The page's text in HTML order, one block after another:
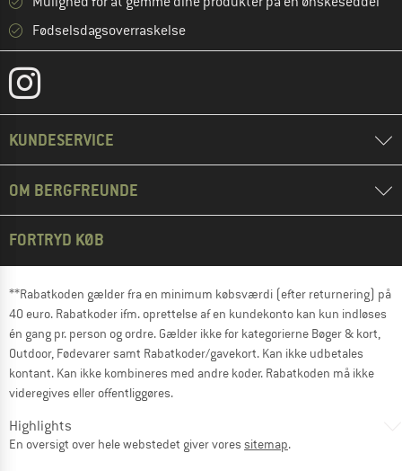
Fødselsdagsoverraskelse
KUNDESERVICE
OM BERGFREUNDE
FORTRYD KØB
**Rabatkoden gælder fra en minimum købsværdi (efter returnering) på
40 euro. Rabatkoder ifm. oprettelse af en kundekonto kan kun indløses
én gang pr. person og ordre. Gælder ikke for kategorierne Bøger & kort,
Outdoor, Fødevarer samt Rabatkoder/gavekort. Kan ikke udbetales
kontant. Kan ikke kombineres med andre koder. Rabatkoden må ikke
videregives eller offentliggøres.
Highlights
En oversigt over hele webstedet giver voressitemap.